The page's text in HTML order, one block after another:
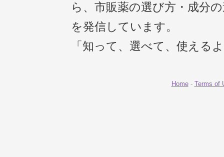
ら、市販薬の選び方・成分
を発信しています。
「知って、選べて、使える
Home- Terms of